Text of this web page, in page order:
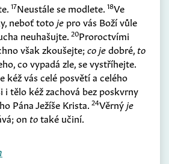
17Neustále se modlete. 18Ve
neboť totoje pro vás Boží vůle
neuhašujte. 20Proroctvími
však zkoušejte; co jedobré, to
co vypadá zle, se vystříhejte.
kéž vás celé posvětí a celého
i tělo kéž zachová bez poskvrny
Pána Ježíše Krista. 24Věrnýje
on totaké učiní.